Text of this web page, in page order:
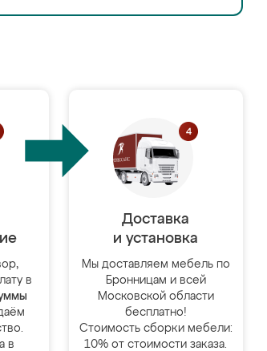
в
в
Доставка
и установка
Мы доставляем мебель по
Бронницам и всей
Московской области
бесплатно!
Стоимость сборки мебели:
10% от стоимости заказа.